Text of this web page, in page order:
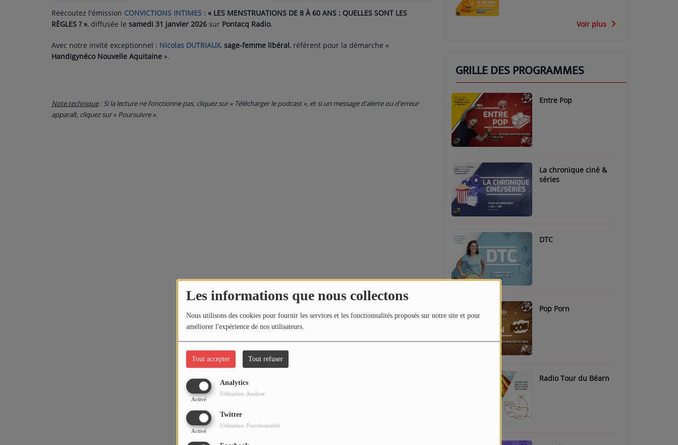
Les informations que nous collectons
Nous utilisons des cookies pour fournir les services et les fonctionnalités proposés sur notre site et pour
améliorer l'expérience de nos utilisateurs.
Tout accepter Tout refuser
Analytics
Activé
Utilisation: Analyse
Twitter
Activé
Utilisation: Fonctionnalité
Réécoutez l'émission CONVICTIONS INTIMES : « LES MENSTRUATIONS DE 8 À 60 ANS : QUELLES SONT LES
RÈGLES ? », diffusée le samedi 31 janvier 2026 sur Pontacq Radio.
Avec notre invité exceptionnel : Nicolas DUTRIAUX, sage-femme libéral, référent pour la démarche «
Handigynéco Nouvelle Aquitaine ».
Note technique: Si la lecture ne fonctionne pas, cliquez sur « Télécharger le podcast », et si un message d'alerte ou d'erreur
apparaît, cliquez sur « Poursuivre ».
Voir plus
GRILLE DES PROGRAMMES
Entre Pop
La chronique ciné &
séries
DTC
Pop Porn
Radio Tour du Béarn